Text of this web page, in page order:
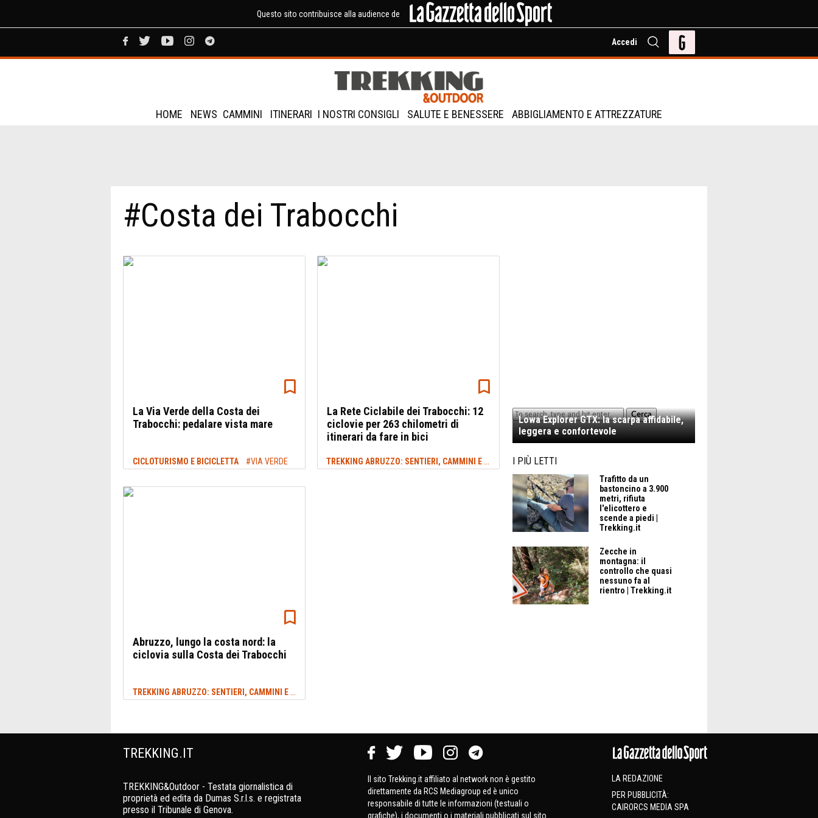
Questo sito contribuisce alla audience de
Accedi
HOME NEWS CAMMINI ITINERARI I NOSTRI CONSIGLI SALUTE E BENESSERE ABBIGLIAMENTO E ATTREZZATURE
#Costa dei Trabocchi
La Via Verde della Costa dei
Trabocchi: pedalare vista mare
CICLOTURISMO E BICICLETTA #VIA VERDE
La Rete Ciclabile dei Trabocchi: 12
ciclovie per 263 chilometri di
itinerari da fare in bici
TREKKING ABRUZZO: SENTIERI, CAMMINI E ITINERARI #RETE CICLABILE DEI TRABOCCHI
Abruzzo, lungo la costa nord: la
ciclovia sulla Costa dei Trabocchi
TREKKING ABRUZZO: SENTIERI, CAMMINI E ITINERARI
Cerca
Lowa Explorer GTX: la scarpa affidabile,
leggera e confortevole
I PIÙ LETTI
Trafitto da un
bastoncino a 3.900
metri, rifiuta
l'elicottero e
scende a piedi |
Trekking.it
Zecche in
montagna: il
controllo che quasi
nessuno fa al
rientro | Trekking.it
TREKKING.IT
TREKKING&Outdoor - Testata giornalistica di
proprietà ed edita da Dumas S.r.l.s. e registrata
presso il Tribunale di Genova.
Il sito Trekking.it affiliato al network non è gestito
direttamente da RCS Mediagroup ed è unico
responsabile di tutte le informazioni (testuali o
grafiche), i documenti o i materiali pubblicati sul sito
LA REDAZIONE
PER PUBBLICITÀ:
CAIRORCS MEDIA SPA